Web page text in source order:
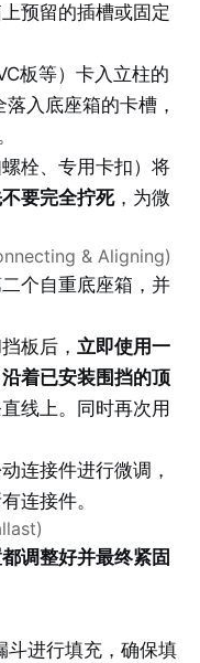
预留的插槽或固定
板等）卡入立柱的
入底座箱的卡槽，
栓、专用卡扣）将
要完全拧死，为微
& Aligning)
个自重底座箱，并
板后，立即使用一
着已安装围挡的顶
线上。同时再次用
连接件进行微调，
连接件。
调整好并最终紧固
斗进行填充，确保填